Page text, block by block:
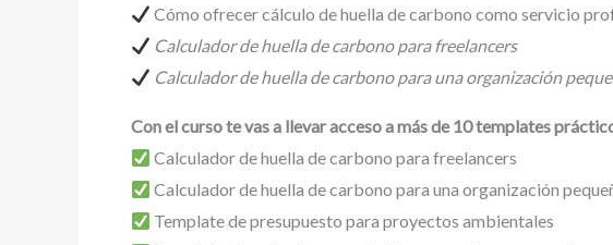
Cómo ofrecer cálculo de huella de carbono como servicio
Calculador de huella de carbono para freelancers
Calculador de huella de carbono para una organización
Con el curso te vas a llevar acceso a más de 10 templates
Calculador de huella de carbono para freelancers
Calculador de huella de carbono para una organización
Template de presupuesto para proyectos ambientales